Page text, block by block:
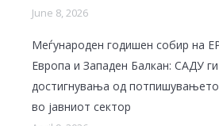
June 8, 2026
Меѓународен годишен собир на
Европа и Западен Балкан: САДУ
достигнувања од
во јавниот сектор